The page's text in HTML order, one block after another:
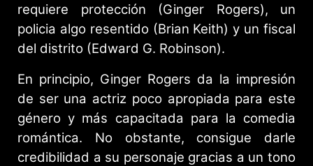
requiere protección (Ginger Rogers), un
policia algo resentido (Brian Keith) y un fiscal
del distrito (Edward G. Robinson).
En principio, Ginger Rogers da la impresión
de ser una actriz poco apropiada para este
género y más capacitada para la comedia
romántica. No obstante, consigue darle
credibilidad a su personaje gracias a un tono